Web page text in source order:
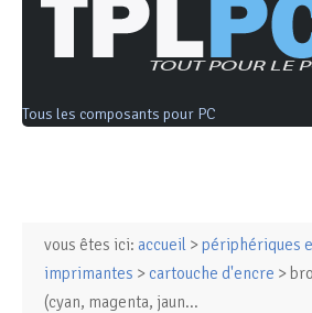
Tous les composants pour PC
Ordinateurs &
vous êtes ici: accueil > périphériques
imprimantes > cartouche d'encre >
(cyan, magenta, jaun...